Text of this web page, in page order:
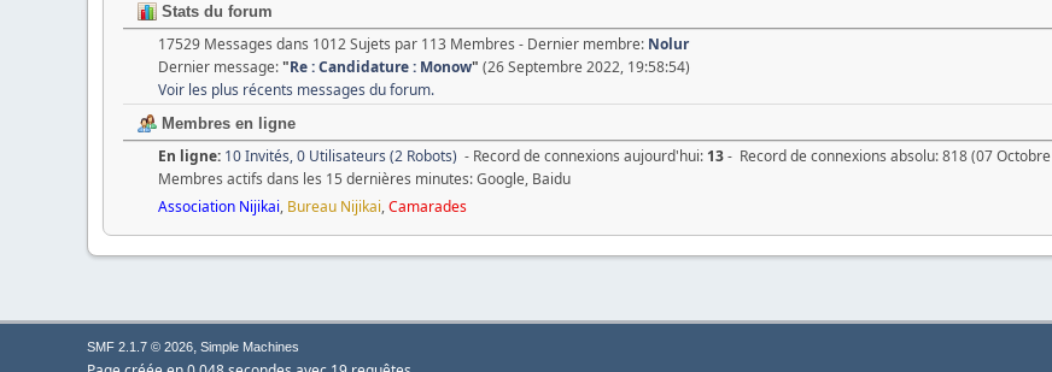
Stats du forum
17529 Messages dans 1012 Sujets par 113 Membres - Dernier membre: Nolur
Dernier message:"Re : Candidature : Monow" (26 Septembre 2022, 19:58:54)
Voir les plus récents messages du forum.
Membres en ligne
En ligne: 10 Invités, 0 Utilisateurs (2 Robots) - Record de connexions aujourd'hui: 13- Record de connexions absolu: 818 (07
Membres actifs dans les 15 dernières minutes: Google, Baidu
Association Nijikai, Bureau Nijikai,Camarades
SMF 2.1.7 © 2026, Simple Machines